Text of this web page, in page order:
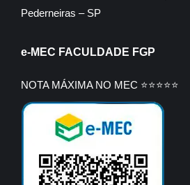
Pederneiras – SP
e-MEC FACULDADE FGP
NOTA MÁXIMA NO MEC ⭐⭐⭐⭐⭐